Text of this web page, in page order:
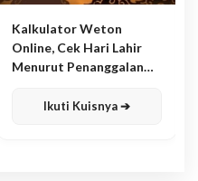
Kalkulator Weton
Online, Cek Hari Lahir
Menurut Penanggalan
Ikuti Kuisnya ➔